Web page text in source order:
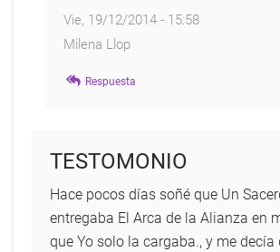
Vie, 19/12/2014 - 15:58
Milena Llop
le
juego
de
la
Respuesta
TESTOMONIO
Hace pocos días soñé que Un
entregaba El Arca de la Alianza en
que Yo solo la cargaba., y me decía